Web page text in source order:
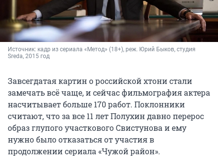
Источник: кадр из сериала «Метод» (18+), реж. Юрий Быков, студия
Sreda, 2015 год
Завсегдатая картин о российской хтони стали
замечать всё чаще, и сейчас фильмография актера
насчитывает больше 170 работ. Поклонники
считают, что за все 11 лет Полухин давно перерос
образ глупого участкового Свистунова и ему
нужно было отказаться от участия в
продолжении сериала «Чужой район».